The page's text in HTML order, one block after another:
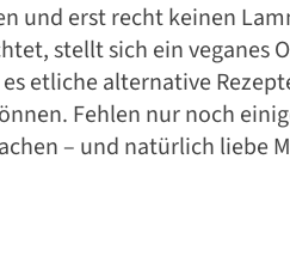
und erst recht keinen
stellt sich ein veganes
etliche alternative
Fehlen nur noch
– und natürlich liebe